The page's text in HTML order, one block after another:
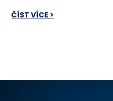
ČÍST VÍCE >